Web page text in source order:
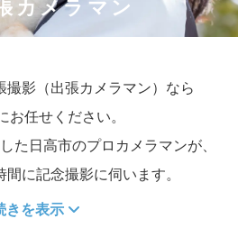
カメラマン
撮影（出張カメラマン）なら
任せください。
た日高市のプロカメラマンが、
に記念撮影に伺います。
きを表示